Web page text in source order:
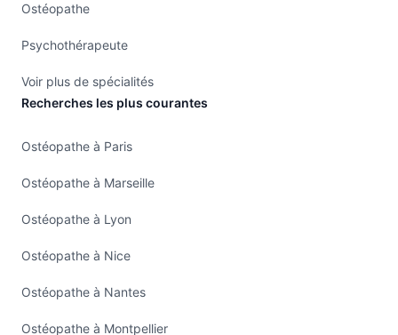
Ostéopathe
Psychothérapeute
Voir plus de spécialités
Recherches les plus courantes
Ostéopathe à Paris
Ostéopathe à Marseille
Ostéopathe à Lyon
Ostéopathe à Nice
Ostéopathe à Nantes
Ostéopathe à Montpellier